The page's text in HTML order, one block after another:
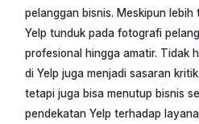
pelanggan bisnis. Meskipun
Yelp tunduk pada fotografi
profesional hingga amatir. Tidak
di Yelp juga menjadi sasaran
tetapi juga bisa menutup bisnis
pendekatan Yelp terhadap